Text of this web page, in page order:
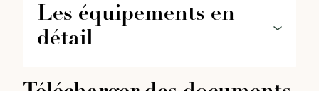
Les équipements en
détail